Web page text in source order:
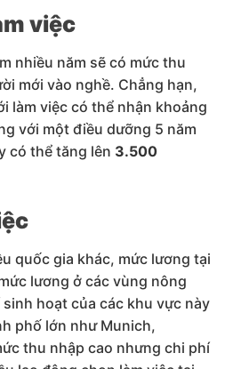
việc
nhiều năm sẽ có mức thu
mới vào nghề. Chẳng hạn,
làm việc có thể nhận khoảng
với một điều dưỡng 5 năm
có thể tăng lên 3.500
quốc gia khác, mức lương tại
lương ở các vùng nông
hoạt của các khu vực này
phố lớn như Munich,
thu nhập cao nhưng chi phí